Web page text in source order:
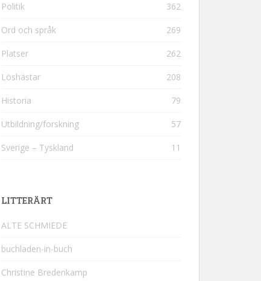
Politik 362
Ord och språk 269
Platser 262
Löshästar 208
Historia 79
Utbildning/forskning 57
Sverige – Tyskland 11
LITTERÄRT
ALTE SCHMIEDE
buchladen-in-buch
Christine Bredenkamp